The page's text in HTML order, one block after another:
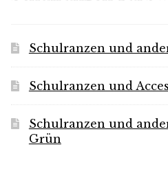
Schulranzen und
Schulranzen und
Schulranzen und
Grün